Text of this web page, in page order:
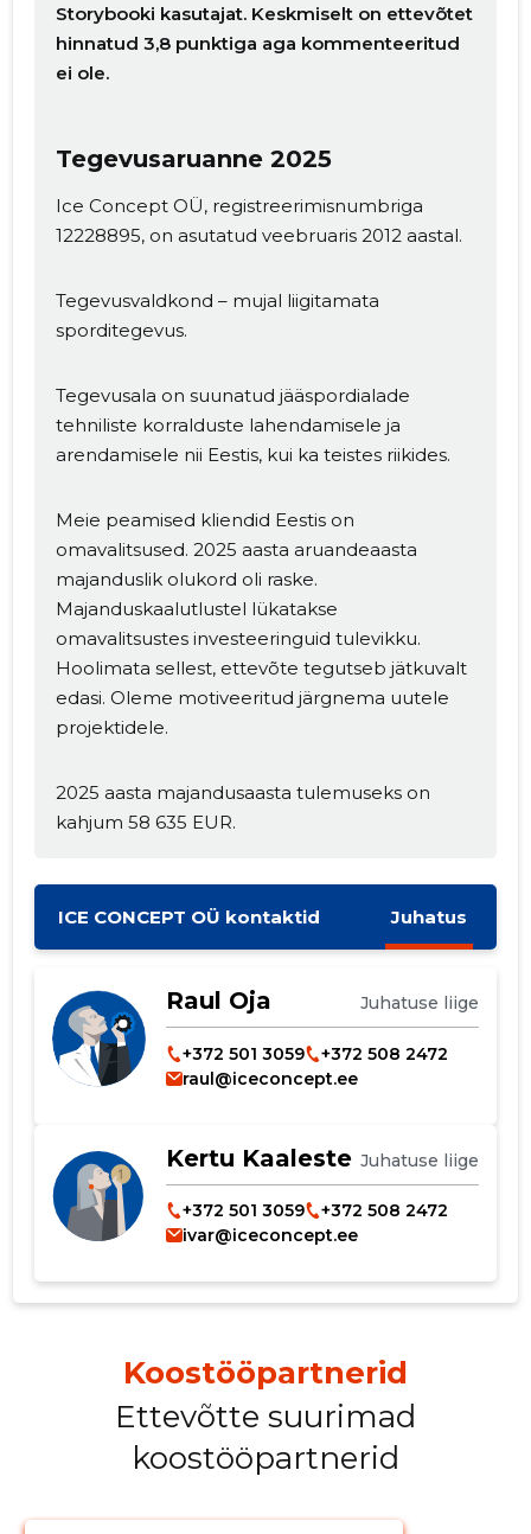
Storybooki kasutajat. Keskmiselt on ettevõtet
hinnatud 3,8 punktiga aga kommenteeritud
ei ole.
Tegevusaruanne 2025
Ice Concept OÜ, registreerimisnumbriga
12228895, on asutatud veebruaris 2012 aastal.
Tegevusvaldkond – mujal liigitamata
sporditegevus.
Tegevusala on suunatud jääspordialade
tehniliste korralduste lahendamisele ja
arendamisele nii Eestis, kui ka teistes riikides.
Meie peamised kliendid Eestis on
omavalitsused. 2025 aasta aruandeaasta
majanduslik olukord oli raske.
Majanduskaalutlustel lükatakse
omavalitsustes investeeringuid tulevikku.
Hoolimata sellest, ettevõte tegutseb jätkuvalt
edasi. Oleme motiveeritud järgnema uutele
projektidele.
2025 aasta majandusaasta tulemuseks on
kahjum 58 635 EUR.
ICE CONCEPT OÜ kontaktid Juhatus
Raul Oja Juhatuse liige
+372 501 3059
+372 508 2472
raul@iceconcept.ee
Kertu Kaaleste Juhatuse liige
+372 501 3059
+372 508 2472
ivar@iceconcept.ee
Koostööpartnerid
Ettevõtte suurimad
koostööpartnerid